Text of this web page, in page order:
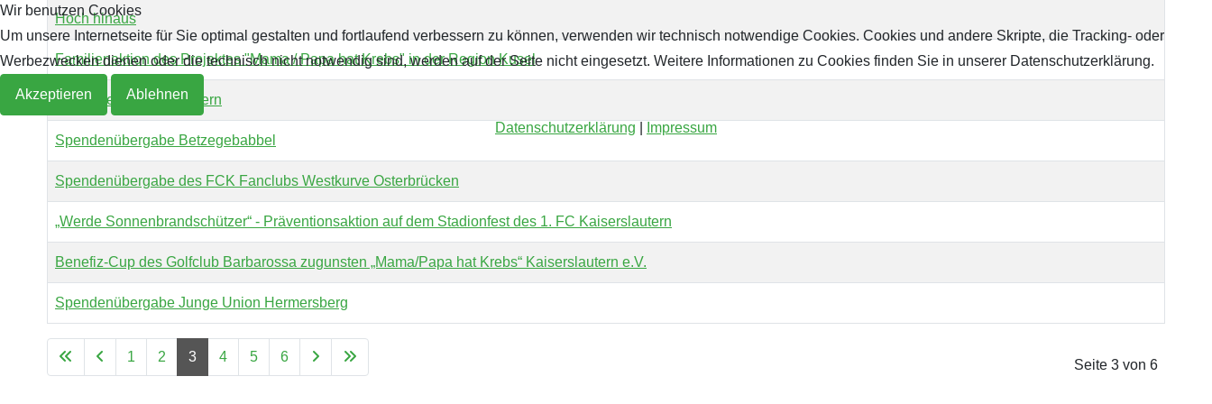
Hoch hinaus
Familienaktion des Projektes "Mama / Papa hat Krebs" in der Region Kusel
Altstadtfest Kaiserslautern
Spendenübergabe Betzegebabbel
Spendenübergabe des FCK Fanclubs Westkurve Osterbrücken
„Werde Sonnenbrandschützer“ - Präventionsaktion auf dem Stadionfest des 1. FC Kaiserslautern
Benefiz-Cup des Golfclub Barbarossa zugunsten „Mama/Papa hat Krebs“ Kaiserslautern e.V.
Spendenübergabe Junge Union Hermersberg
Seite 3 von 6
1 2 3 4 5 6
Wir benutzen Cookies
Um unsere Internetseite für Sie optimal gestalten und fortlaufend verbessern zu können, verwenden wir technisch notwendige Cookies. Cookies und andere Skripte, die Tracking- oder
Werbezwecken dienen oder die technisch nicht notwendig sind, werden auf der Seite nicht eingesetzt. Weitere Informationen zu Cookies finden Sie in unserer Datenschutzerklärung.
Akzeptieren Ablehnen
Datenschutzerklärung Impressum
Archiv 2019
Archiv 2018
Archiv 2017
Archiv 2016
Archiv 2015
2018